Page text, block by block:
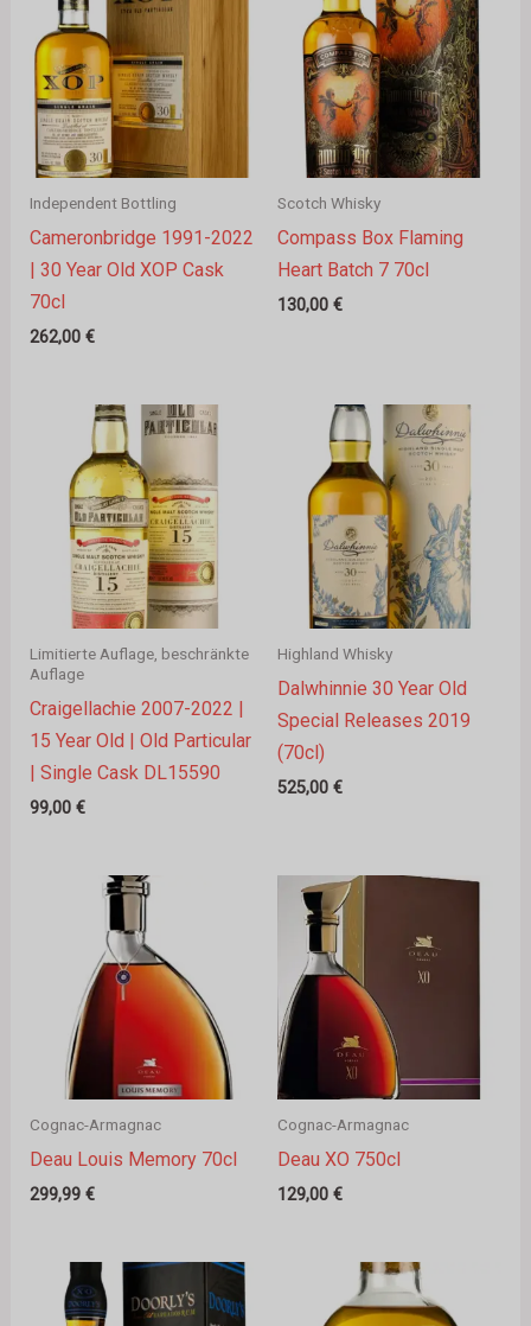
Independent Bottling
Cameronbridge 1991-2022
| 30 Year Old XOP Cask
70cl
262,00 €
Scotch Whisky
Compass Box Flaming
Heart Batch 7 70cl
130,00 €
Limitierte Auflage, beschränkte
Auflage
Craigellachie 2007-2022 |
15 Year Old | Old Particular
| Single Cask DL15590
99,00 €
Highland Whisky
Dalwhinnie 30 Year Old
Special Releases 2019
(70cl)
525,00 €
Cognac-Armagnac
Deau Louis Memory 70cl
299,99 €
Cognac-Armagnac
Deau XO 750cl
129,00 €